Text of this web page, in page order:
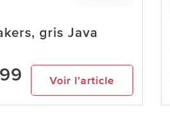
gris Java
Voir l’article